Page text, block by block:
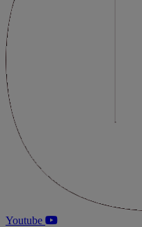
Youtube